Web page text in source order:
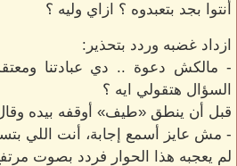
أنتوا بجد بتعبدوه ؟ ازاي وليه ؟
ازداد غضبه وردد بتحذير:
- مالكش دعوة .. دي عبادتنا
السؤال هتقولي ايه ؟
قبل أن ينطق «طيف» أوقفه بيده
- مش عايز أسمع إجابة، أنت اللي
لم يعجبه هذا الحوار فردد بصوت